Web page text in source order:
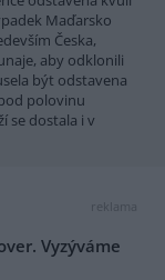
Maďarsko
Česka,
aby odklonili
být odstavena
polovinu
se dostala i v
reklama
Vyzýváme